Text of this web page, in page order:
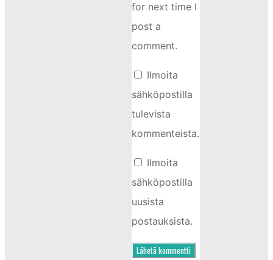
for next time I
post a
comment.
Ilmoita
sähköpostilla
tulevista
kommenteista.
Ilmoita
sähköpostilla
uusista
postauksista.